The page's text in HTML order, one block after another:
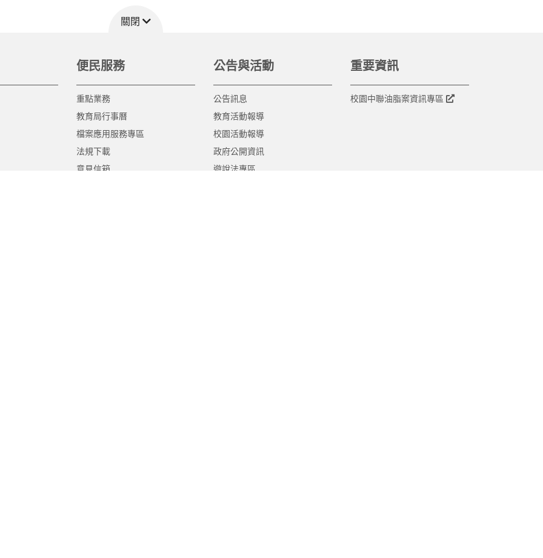
關閉
便民服務
重點業務
教育局行事曆
檔案應用服務專區
法規下載
意見信箱
公告與活動
公告訊息
教育活動報導
校園活動報導
政府公開資訊
遊說法專區
重要資訊
校園中聯油脂案資訊專區